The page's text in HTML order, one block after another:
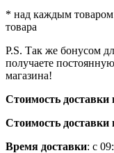
* над каждым товаром
товара
P.S. Так же бонусом
получаете постоянную
магазина!
Стоимость доставки
Стоимость доставки
Время доставки: с